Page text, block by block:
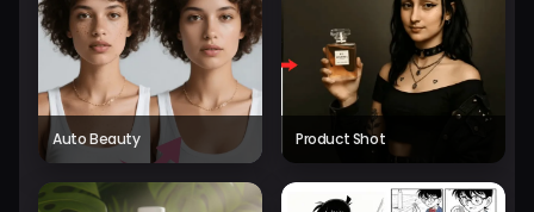
Auto Beauty Product Shot